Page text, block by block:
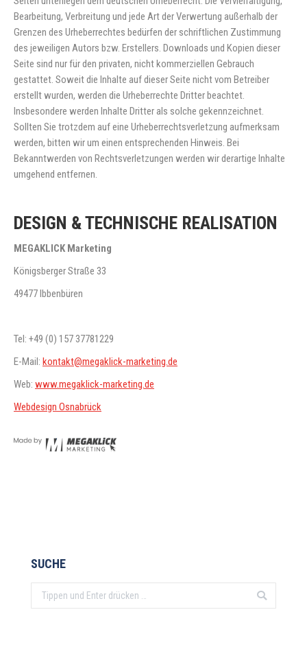
Bearbeitung, Verbreitung und jede Art der Verwertung außerhalb der
Grenzen des Urheberrechtes bedürfen der schriftlichen Zustimmung
des jeweiligen Autors bzw. Erstellers. Downloads und Kopien dieser
Seite sind nur für den privaten, nicht kommerziellen Gebrauch
gestattet. Soweit die Inhalte auf dieser Seite nicht vom Betreiber
erstellt wurden, werden die Urheberrechte Dritter beachtet.
Insbesondere werden Inhalte Dritter als solche gekennzeichnet.
Sollten Sie trotzdem auf eine Urheberrechtsverletzung aufmerksam
werden, bitten wir um einen entsprechenden Hinweis. Bei
Bekanntwerden von Rechtsverletzungen werden wir derartige Inhalte
umgehend entfernen.
DESIGN & TECHNISCHE REALISATION
MEGAKLICK Marketing
Königsberger Straße 33
49477 Ibbenbüren
Tel: +49 (0) 157 37781229
E-Mail: kontakt@megaklick-marketing.de
Web: www.megaklick-marketing.de
Webdesign Osnabrück
SUCHE
Search: